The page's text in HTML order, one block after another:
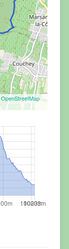
OpenStreetMap